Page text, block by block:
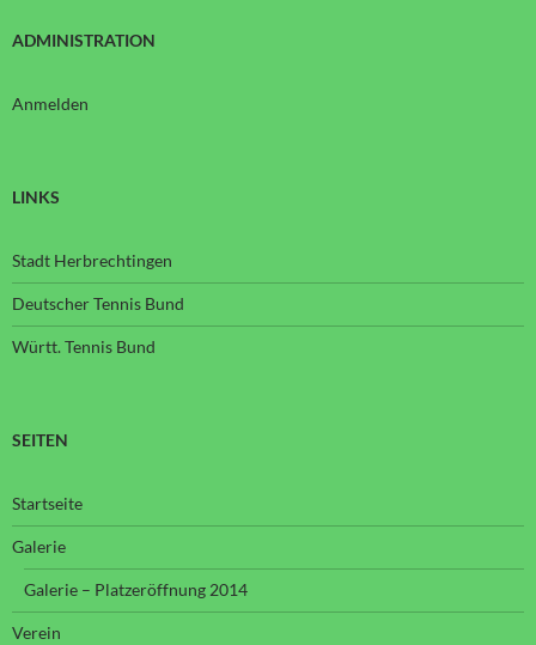
ADMINISTRATION
Anmelden
LINKS
Stadt Herbrechtingen
Deutscher Tennis Bund
Württ. Tennis Bund
SEITEN
Startseite
Galerie
Galerie – Platzeröffnung 2014
Verein